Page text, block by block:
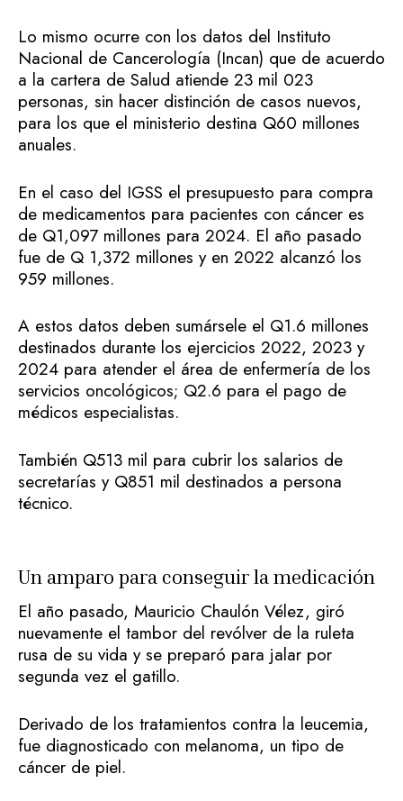
Lo mismo ocurre con los datos del Instituto
Nacional de Cancerología (Incan) que de acuerdo
a la cartera de Salud atiende 23 mil 023
personas, sin hacer distinción de casos nuevos,
para los que el ministerio destina Q60 millones
anuales.
En el caso del IGSS el presupuesto para compra
de medicamentos para pacientes con cáncer es
de Q1,097 millones para 2024. El año pasado
fue de Q 1,372 millones y en 2022 alcanzó los
959 millones.
A estos datos deben sumársele el Q1.6 millones
destinados durante los ejercicios 2022, 2023 y
2024 para atender el área de enfermería de los
servicios oncológicos; Q2.6 para el pago de
médicos especialistas.
También Q513 mil para cubrir los salarios de
secretarías y Q851 mil destinados a persona
técnico.
Un amparo para conseguir la medicación
El año pasado, Mauricio Chaulón Vélez, giró
nuevamente el tambor del revólver de la ruleta
rusa de su vida y se preparó para jalar por
segunda vez el gatillo.
Derivado de los tratamientos contra la leucemia,
fue diagnosticado con melanoma, un tipo de
cáncer de piel.